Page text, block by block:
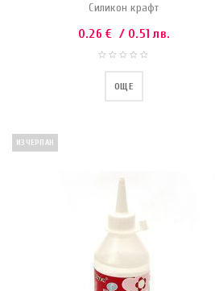
Силикон крафт
0.26€ / 0.51 лв.
ОЩЕ
ИЗЧЕРПАН